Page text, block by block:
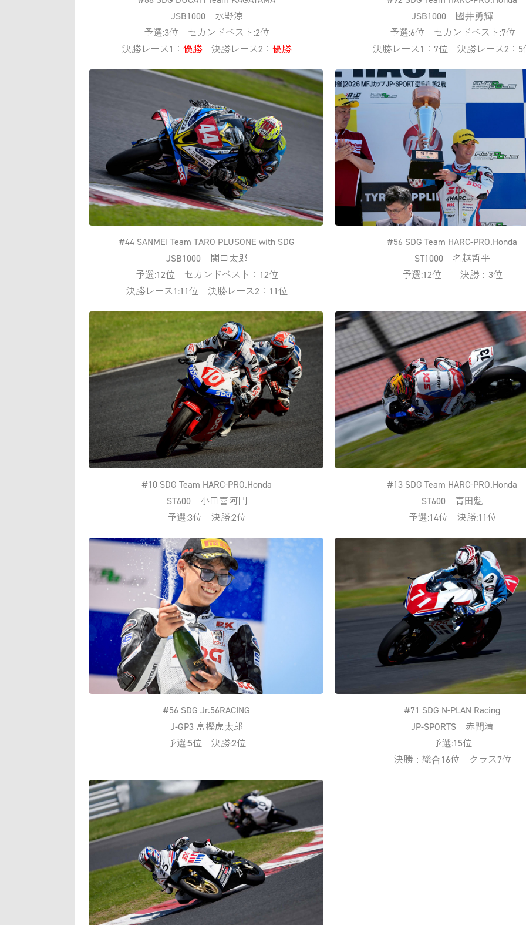
JSB1000 水野涼
予選:3位 セカンドベスト:2位
決勝レース1：優勝決勝レース2：優勝
JSB1000 國井勇輝
予選:6位 セカンドベスト:7位
決勝レース1：7位 決勝レース2：5
#44 SANMEI Team TARO PLUSONE with SDG
JSB1000 関口太郎
予選:12位 セカンドベスト：12位
決勝レース1:11位 決勝レース2：11位
#56 SDG Team HARC-PRO.Honda
ST1000 名越哲平
予選:12位 決勝：3位
#10 SDG Team HARC-PRO.Honda
ST600 小田喜阿門
予選:3位 決勝:2位
#13 SDG Team HARC-PRO.Honda
ST600 青田魁
予選:14位 決勝:11位
#56 SDG Jr.56RACING
J-GP3 富樫虎太郎
予選:5位 決勝:2位
#71 SDG N-PLAN Racing
JP-SPORTS 赤間清
予選:15位
決勝：総合16位 クラス7位